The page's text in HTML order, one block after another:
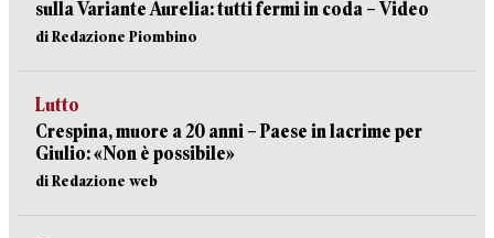
sulla Variante Aurelia: tutti fermi in coda – Video
di Redazione Piombino
Lutto
Crespina, muore a 20 anni – Paese in lacrime per
Giulio: «Non è possibile»
di Redazione web